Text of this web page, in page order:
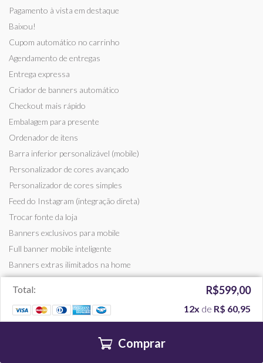
Pagamento à vista em destaque
Baixou!
Cupom automático no carrinho
Agendamento de entregas
Entrega expressa
Criador de banners automático
Checkout mais rápido
Embalagem para presente
Ordenador de itens
Barra inferior personalizável (mobile)
Personalizador de cores avançado
Personalizador de cores simples
Feed do Instagram (integração direta)
Trocar fonte da loja
Banners exclusivos para mobile
Full banner mobile inteligente
Banners extras ilimitados na home
Notificação de venda
Variações do produto na vitrine
Limitar compras apenas para PF ou PJ
Produtos em destaque no vídeo
Total: R$599,00
12x de R$ 60,95
Comprar